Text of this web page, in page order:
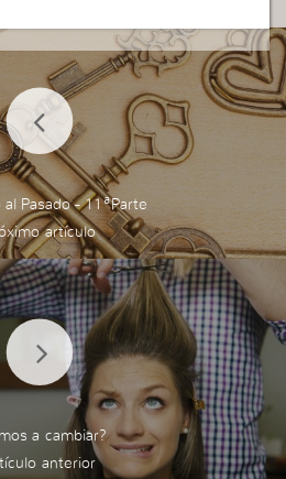
Pasado - 11ªParte
a cambiar?